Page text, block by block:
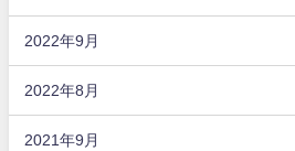
2022年9月
2022年8月
2021年9月